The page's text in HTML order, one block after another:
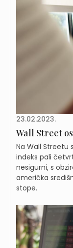
23.02.2023.
Wall Street
Na Wall Streetu
indeks pali
nesigurni, s
američka
stope.